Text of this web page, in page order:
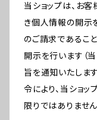
当ショップは、お
き個人情報の開示
のご請求であるこ
開示を行います（
旨を通知いたしま
令により、当ショ
限りではありません